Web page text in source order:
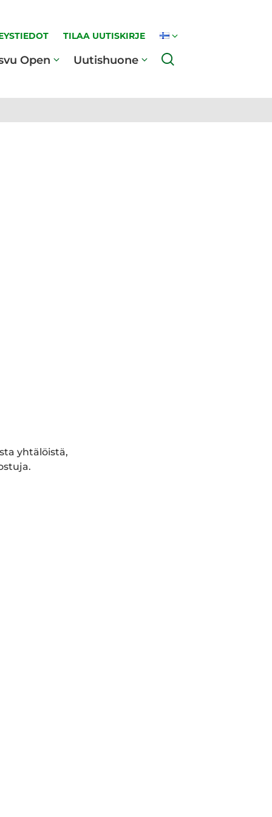
TILAA UUTISKIRJE
Open Uutishuone
yhtälöistä,